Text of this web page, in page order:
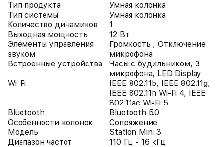
Тип продукта
Умная колонка
Тип системы
Умная колонка
Количество динамиков
1
Выходная мощность
12 Вт
Элементы управления
звуком
Громкость , Отключение
микрофона
Встроенные устройства
Часы с будильником, 3
микрофона, LED Display
Wi-Fi
IEEE 802.11b, IEEE 802.11g,
IEEE 802.11n Wi-Fi 4, IEEE
802.11ac Wi-Fi 5
Bluetooth
Bluetooth 5.0
Особенности колонок
Сопряжение
Модель
Station Mini 3
Диапазон частот
110 Гц - 16 кГц